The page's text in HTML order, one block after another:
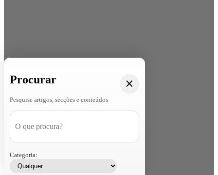
Procurar
Pesquise artigos, secções e conteúdos
Categoria: